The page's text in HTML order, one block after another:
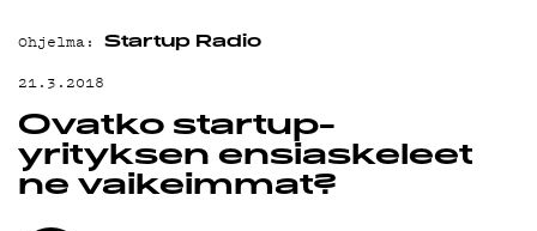
MAINOSTA
YHTEYSTIEDOT
G LIVELAB
Ohjelma: Startup Radio
21.3.2018
Ovatko startup-
yrityksen ensiaskeleet
ne vaikeimmat?